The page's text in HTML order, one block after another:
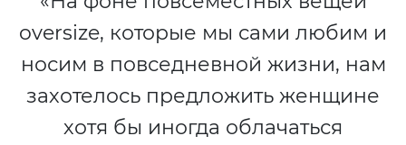
oversize, которые мы сами любим и
носим в повседневной жизни, нам
захотелось предложить женщине
хотя бы иногда облачаться